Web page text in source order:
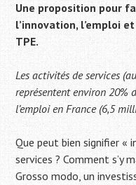
Une proposition pour
l’innovation, l’emploi
TPE.
Les activités de services
représentent environ 20%
l’emploi en France (6,5
Que peut bien signifier «
services ? Comment s’y
Grosso modo, un